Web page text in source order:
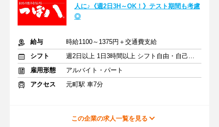
人に♪《週2日3H～OK！》テスト期間も考慮
◎
給与
時給1100～1375円＋交通費支給
シフト
週2日以上 1日3時間以上 シフト自由・自己申告
雇用形態
アルバイト・パート
アクセス
元町駅 車7分
この企業の求人一覧を見る